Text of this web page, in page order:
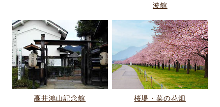
波館
高井鴻山記念館 桜堤・菜の花畑